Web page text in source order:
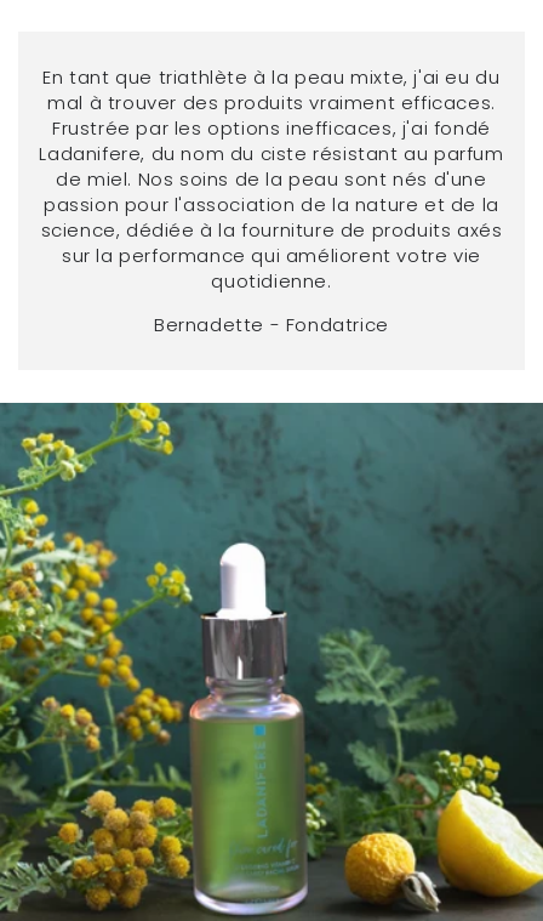
En tant que triathlète à la peau mixte, j'ai eu du
mal à trouver des produits vraiment efficaces.
Frustrée par les options inefficaces, j'ai fondé
Ladanifere, du nom du ciste résistant au parfum
de miel. Nos soins de la peau sont nés d'une
passion pour l'association de la nature et de la
science, dédiée à la fourniture de produits axés
sur la performance qui améliorent votre vie
quotidienne.
Bernadette - Fondatrice